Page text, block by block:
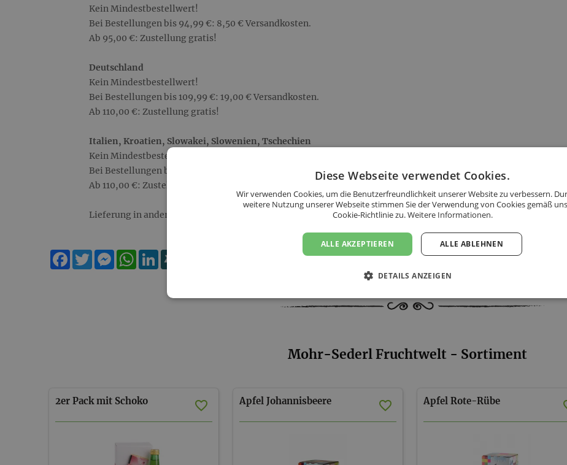
Kein Mindestbestellwert!
Bei Bestellungen bis 94,99 €: 8,50 € Versandkosten.
Ab 95,00 €: Zustellung gratis!
Deutschland
Kein Mindestbestellwert!
Bei Bestellungen bis 109,99 €: 19,00 € Versandkosten.
Ab 110,00 €: Zustellung gratis!
Italien, Kroatien, Slowakei, Slowenien, Tschechien
Kein Mindestbestellwert!
Bei Bestellungen bis 109,99 €: 31,00 € Versandkosten.
Ab 110,00 €: Zustellung gratis!
Lieferung in andere Länder gerne auf Anfrage!
Facebook
TwitterMessenger
WhatsAppLinkedIn
Mohr-Sederl Fruchtwelt - Sortiment
2er Pack mit Schoko Apfel Johannisbeere Apfel Rote-Rübe
Diese Webseite verwendet Cookies.
Wir verwenden Cookies, um die Benutzerfreundlichkeit unserer Website zu verbessern.
weitere Nutzung unserer Webseite stimmen Sie der Verwendung von Cookies gemäß
Cookie-Richtlinie zu.Weitere Informationen.
ALLE AKZEPTIEREN ALLE ABLEHNEN
DETAILS ANZEIGEN